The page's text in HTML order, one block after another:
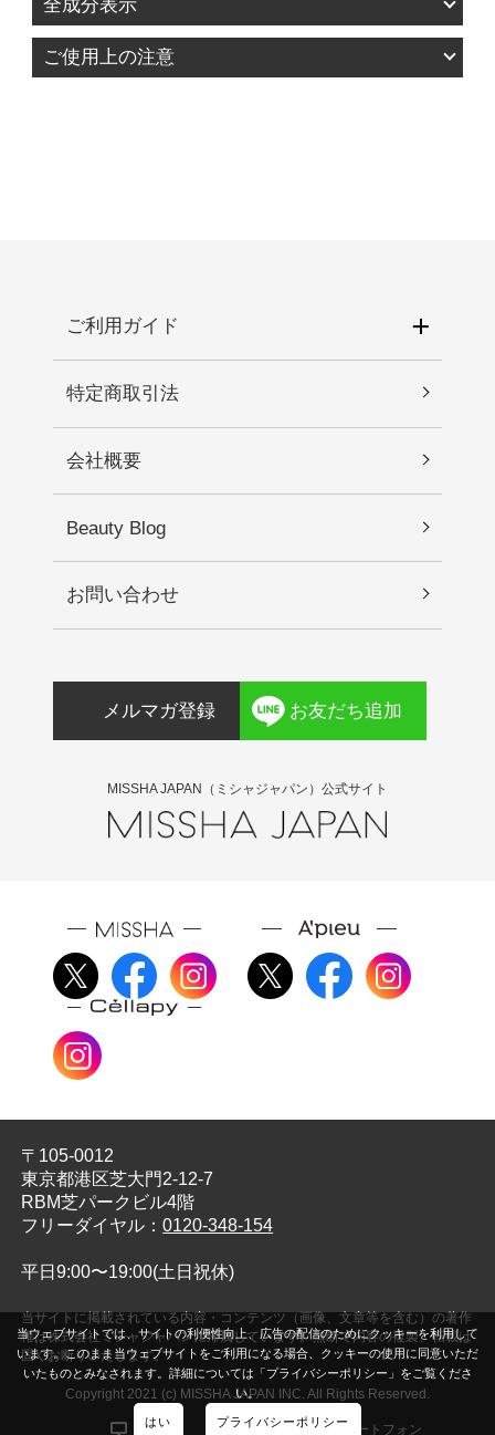
当ウェブサイトでは、サイトの利便性向上、広告の配信のためにクッキーを利用して
います。このまま当ウェブサイトをご利用になる場合、クッキーの使用に同意いただ
いたものとみなされます。詳細については「プライバシーポリシー」をご覧くださ
い。
はい プライバシーポリシー
全成分表示
水、グリセリン、ＤＰＧ、エチルヘキサン酸セチ
ル、１，２－ヘキサンジオール、セスキオレイン
チスチネンシス根エキス、オリーブ果実油、ヒア
ルロン酸Ｎａ、ミリスチン酸、ヒマラヤスギ木
油、アラキン酸、ラウリン酸、ブドウ葉油、シア
バターノキエキス、アミリスバルサミフェラ樹皮
ご使用上の注意
肌に直射日光が当たって上記のような異常が現れ
位には使わないでください。3.目に入らないように
注意し、入った時は、すぐに充分に洗い流してく
ださい。4.保管及び取り扱い上の注意 1)直射日光
の当たる場所、極端な高温・低温の場所を避けて
保管してください。 2)乳幼児の手が届かない場所
に保管してください。●開封後はマスクが乾燥しや
すいので、すぐにご使用ください。
ご利用ガイド
特定商取引法
会社概要
Beauty Blog
お問い合わせ
メルマガ登録 お友だち追加
MISSHA JAPAN（ミシャジャパン）公式サイト
〒105-0012
東京都港区芝大門2-12-7
RBM芝パークビル4階
フリーダイヤル：0120-348-154
平日9:00〜19:00(土日祝休)
当サイトに掲載されている内容・コンテンツ（画像、文章等を含む）の著作
権は株式会社ミシャジャパンに帰属しています。無断で内容の複製、転載は
固くお断りいたします。
Copyright 2021 (c) MISSHA JAPAN INC. All Rights Reserved.
PC スマートフォン